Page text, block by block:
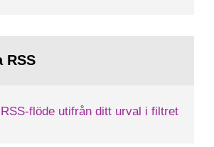
RSS
flöde utifrån ditt urval i filtret